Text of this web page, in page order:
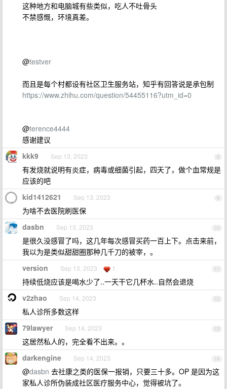
这种地方和电脑城有些类似，吃人不吐骨头
不禁感慨，环境真差。
@testver
而且是每个村都设有社区卫生服务站，知乎有回答说是承包制
https://www.zhihu.com/question/54455116?utm_id=0
@terence4444
感谢建议
8
kkk9 Sep 13, 2023
有发烧就说明有炎症，病毒或细菌引起，四天了，做个血常规是
应该的吧
9
kid1412621 Sep 13, 2023
为啥不去医院刷医保
10
dasbn Sep 13, 2023
是很久没感冒了吗，这几年每次感冒买药一百上下。点击来前，
我以为是类似甜甜圈那种几千刀的被宰，。
11
version Sep 13, 2023 1
持续低烧应该是喝水少了..一天干它几杯水..自然会退烧
12
v2zhao Sep 14, 2023
私人诊所多数这样
13
79lawyer Sep 14, 2023
这居然私人的，完全看不出来。。
14
darkengine Sep 14, 2023
@dasbn 去社康之类的医保一报销，只要三十多。OP 是因为这
家私人诊所伪装成社区医疗服务中心，觉得被坑了。